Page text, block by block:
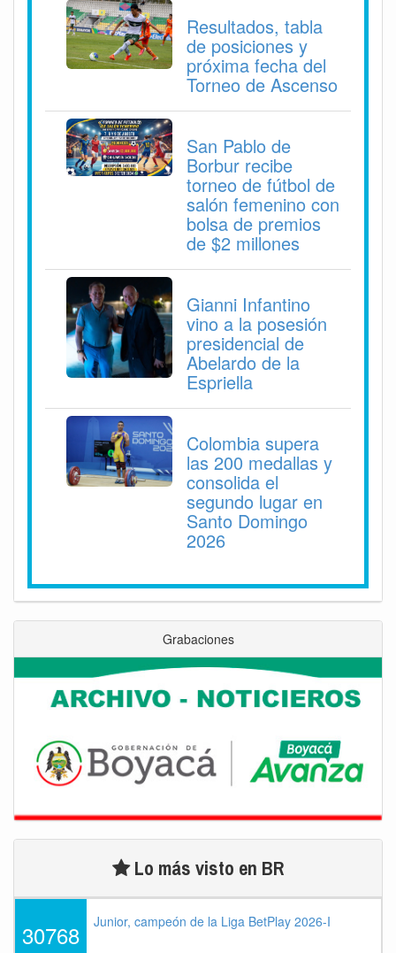
Resultados, tabla
de posiciones y
próxima fecha del
Torneo de Ascenso
San Pablo de
Borbur recibe
torneo de fútbol de
salón femenino con
bolsa de premios
de $2 millones
Gianni Infantino
vino a la posesión
presidencial de
Abelardo de la
Espriella
Colombia supera
las 200 medallas y
consolida el
segundo lugar en
Santo Domingo
2026
Grabaciones
Lo más visto en BR
30768 Junior, campeón de la Liga BetPlay 2026-I